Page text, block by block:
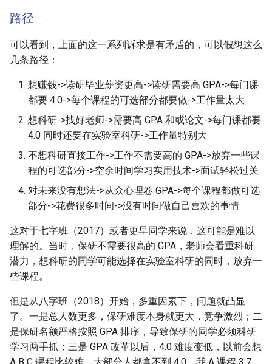
路径
可以看到，上面的这一系列诉求是有矛盾的，可以假想这么
几条路径：
想赚钱->读研毕业薪资更高->读研需要高 GPA->每门课
都要 4.0->每个课程的可选部分都要做->工作量太大
想科研->找好老师->需要高 GPA 和或论文->每门课都要
4.0 同时还要在实验室科研->工作量特别大
不想科研直接工作->工作不需要高的 GPA->放弃一些课
程的可选部分->空余时间学习实用技术->面试轻松过关
对未来没有想法->从众心理卷 GPA->每个课程都做可选
部分->花费很多时间->没有时间做自己喜欢的事情
这对于七字班（2017）或者更早同学来说，这可能是难以
理解的。当时，保研不需要很高的 GPA，老师会看重科研
潜力，想科研的同学可能选择在实验室科研的同时，放弃一
些课程。
但是从八字班（2018）开始，多重因素下，问题就凸显
了。一是总人数更多，保研难度本身就更大，竞争激烈；二
是保研名额严格按照 GPA 排序，导致保研的同学必须科研
学习两手抓；三是 GPA 改革以后，4.0 难度变低，以前会想